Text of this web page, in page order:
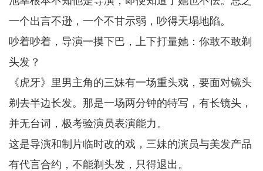
一个出言不逊，一个不甘示弱，吵得天塌地陷。
吵着吵着，导演一摸下巴，上下打量她：你敢不敢剃
头发？
《虎牙》里男主角的三妹有一场重头戏，要面对镜头
剃去半边长发。那是一场两分钟的特写，有长镜头，
并无台词，极考验演员表演能力。
这是导演和制片临时改的戏，三妹的演员与美发产品
有代言合约，不能剃头发，只得退出。